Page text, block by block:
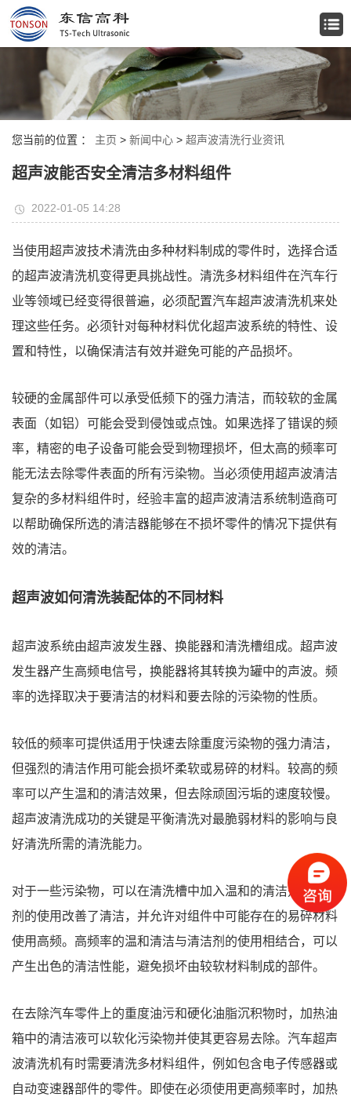
您当前的位置 ： 主页 > 新闻中心 > 超声波清洗行业资讯
超声波能否安全清洁多材料组件
2022-01-05 14:28
当使用超声波技术清洗由多种材料制成的零件时，选择合适
的超声波清洗机变得更具挑战性。清洗多材料组件在汽车行
业等领域已经变得很普遍，必须配置汽车超声波清洗机来处
理这些任务。必须针对每种材料优化超声波系统的特性、设
置和特性，以确保清洁有效并避免可能的产品损坏。
较硬的金属部件可以承受低频下的强力清洁，而较软的金属
表面（如铝）可能会受到侵蚀或点蚀。如果选择了错误的频
率，精密的电子设备可能会受到物理损坏，但太高的频率可
能无法去除零件表面的所有污染物。当必须使用超声波清洁
复杂的多材料组件时，经验丰富的超声波清洁系统制造商可
以帮助确保所选的清洁器能够在不损坏零件的情况下提供有
效的清洁。
超声波如何清洗装配体的不同材料
超声波系统由超声波发生器、换能器和清洗槽组成。超声波
发生器产生高频电信号，换能器将其转换为罐中的声波。频
率的选择取决于要清洁的材料和要去除的污染物的性质。
较低的频率可提供适用于快速去除重度污染物的强力清洁，
但强烈的清洁作用可能会损坏柔软或易碎的材料。较高的频
率可以产生温和的清洁效果，但去除顽固污垢的速度较慢。
超声波清洗成功的关键是平衡清洗对最脆弱材料的影响与良
好清洗所需的清洗能力。
对于一些污染物，可以在清洗槽中加入温和的清洁剂。清洁
剂的使用改善了清洁，并允许对组件中可能存在的易碎材料
使用高频。高频率的温和清洁与清洁剂的使用相结合，可以
产生出色的清洁性能，避免损坏由较软材料制成的部件。
在去除汽车零件上的重度油污和硬化油脂沉积物时，加热油
箱中的清洁液可以软化污染物并使其更容易去除。汽车超声
波清洗机有时需要清洗多材料组件，例如包含电子传感器或
自动变速器部件的零件。即使在必须使用更高频率时，加热